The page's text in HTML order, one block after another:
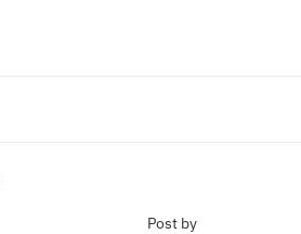
Post by